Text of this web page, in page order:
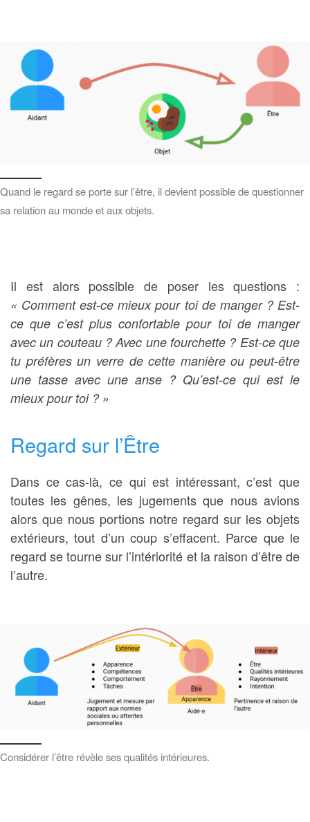
Quand le regard se porte sur l’être, il devient possible de questionner
sa relation au monde et aux objets.
Il est alors possible de poser les questions :
« Comment est-ce mieux pour toi de manger ? Est-
ce que c’est plus confortable pour toi de manger
avec un couteau ? Avec une fourchette ? Est-ce que
tu préfères un verre de cette manière ou peut-être
une tasse avec une anse ? Qu’est-ce qui est le
mieux pour toi ? »
Regard sur l’Être
Dans ce cas-là, ce qui est intéressant, c’est que
toutes les gênes, les jugements que nous avions
alors que nous portions notre regard sur les objets
extérieurs, tout d’un coup s’effacent. Parce que le
regard se tourne sur l’intériorité et la raison d’être de
l’autre.
Considérer l’être révèle ses qualités intérieures.